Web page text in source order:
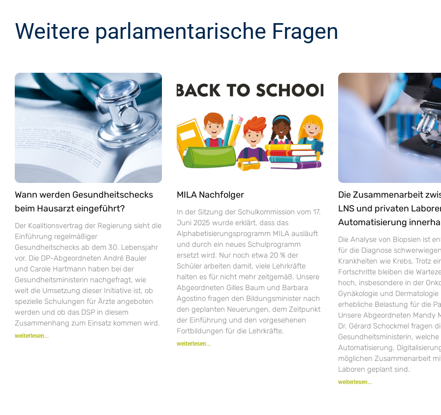
Weitere parlamentarische Fragen
Wann werden Gesundheitschecks
beim Hausarzt eingeführt?
Der Koalitionsvertrag der Regierung sieht die
Einführung regelmäßiger
Gesundheitschecks ab dem 30. Lebensjahr
vor. Die DP-Abgeordneten André Bauler
und Carole Hartmann haben bei der
Gesundheitsministerin nachgefragt, wie
weit die Umsetzung dieser Initiative ist, ob
spezielle Schulungen für Ärzte angeboten
werden und ob das DSP in diesem
Zusammenhang zum Einsatz kommen wird.
weiterlesen...
MILA Nachfolger
In der Sitzung der Schulkommission vom 17.
Juni 2025 wurde erklärt, dass das
Alphabetisierungsprogramm MILA ausläuft
und durch ein neues Schulprogramm
ersetzt wird. Nur noch etwa 20 % der
Schüler arbeiten damit, viele Lehrkräfte
halten es für nicht mehr zeitgemäß. Unsere
Abgeordneten Gilles Baum und Barbara
Agostino fragen den Bildungsminister nach
den geplanten Neuerungen, dem Zeitpunkt
der Einführung und den vorgesehenen
Fortbildungen für die Lehrkräfte.
weiterlesen...
Die Zusammenarbeit
LNS und privaten
Automatisierung
Die Analyse von Biopsien ist
für die Diagnose
Krankheiten wie Krebs. Trotz
Fortschritte bleiben die
hoch, insbesondere in der
Gynäkologie und Dermatologie
erhebliche Belastung für die
Unsere Abgeordneten Mandy
Dr. Gérard Schockmel fragen
Gesundheitsministerin,
Automatisierung,
möglichen Zusammenarbeit
Laboren geplant sind.
weiterlesen...